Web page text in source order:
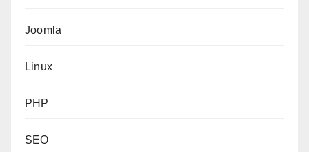
Joomla
Linux
PHP
SEO